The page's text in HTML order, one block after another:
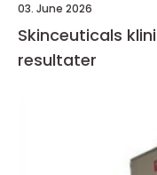
03. June 2026
Skinceuticals klinisk hudpleie for synlige
resultater